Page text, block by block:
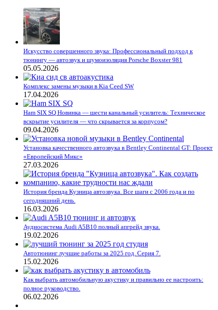
Искусство совершенного звука: Профессиональный подход к
тюнингу — автозвук и шумоизоляция Porsche Boxster 981
05.05.2026
Комплекс замены музыки в Kia Ceed SW
17.04.2026
Ham SIX SQ Новинка — шести канальный усилитель: Техническое
вскрытие усилителя — что скрывается за корпусом?
09.04.2026
Установка качественного автозвука в Bentley Continental GT: Проект
«Европейский Микс»
27.03.2026
История бренда Кузница автозвука. Все шаги с 2006 года и по
сегодняшний день.
16.03.2026
Аудиосистема Audi A5B10 полный апгрейд звука.
19.02.2026
Автотюнинг лучшие работы за 2025 год. Серия 7.
15.02.2026
Как выбрать автомобильную акустику и правильно ее настроить:
полное руководство.
06.02.2026